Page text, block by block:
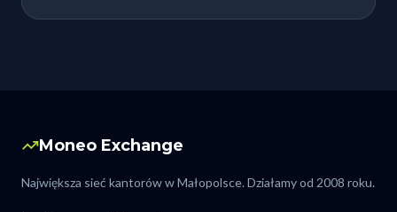
Moneo Exchange
Największa sieć kantorów w Małopolsce. Działamy od 2008 roku.